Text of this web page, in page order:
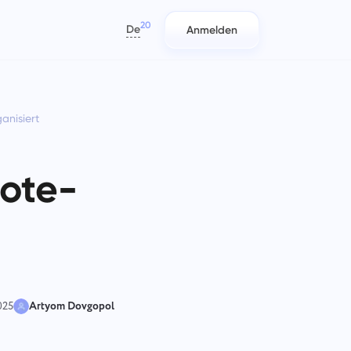
De20 Anmelden
Artyom Dovgopol
Projekt aufgewendete Zeit.
optimieren.
Arbeitsplatz für Ihr
Marketingteam.